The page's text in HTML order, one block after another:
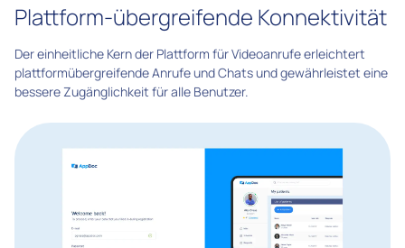
Plattform-übergreifende Konnektivität
Der einheitliche Kern der Plattform für Videoanrufe erleichtert
plattformübergreifende Anrufe und Chats und gewährleistet eine
bessere Zugänglichkeit für alle Benutzer.